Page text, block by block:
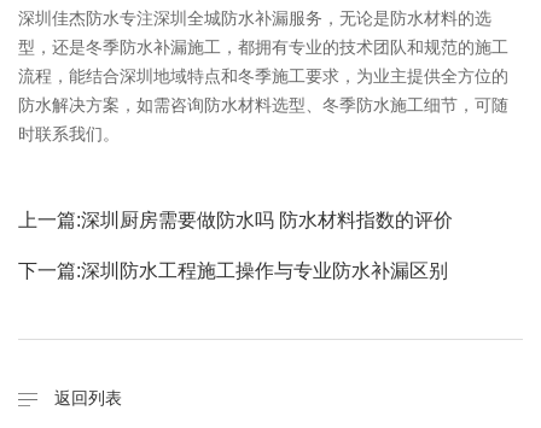
深圳佳杰防水专注深圳全城防水补漏服务，无论是防水材料的选
型，还是冬季防水补漏施工，都拥有专业的技术团队和规范的施工
流程，能结合深圳地域特点和冬季施工要求，为业主提供全方位的
防水解决方案，如需咨询防水材料选型、冬季防水施工细节，可随
时联系我们。
上一篇:深圳厨房需要做防水吗 防水材料指数的评价
下一篇:深圳防水工程施工操作与专业防水补漏区别
返回列表